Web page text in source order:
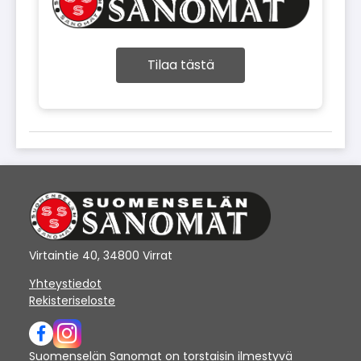
Tilaa tästä
Virtaintie 40, 34800 Virrat
Yhteystiedot
Rekisteriseloste
Suomenselän Sanomat on torstaisin ilmestyvä